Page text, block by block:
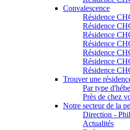
Convalescence
Résidence
Résidence
Résidence
Résidence
Résidence
Résidence
Résidence
Trouver une
Par type
Près de chez
Notre secteur de la
Direction -
Actualités